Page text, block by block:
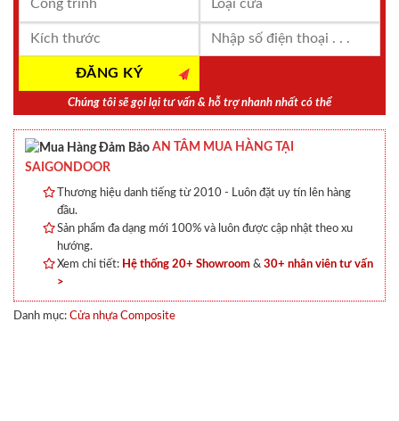
Chúng tôi sẽ gọi lại tư vấn & hỗ trợ nhanh nhất có thể
AN TÂM MUA HÀNG TẠI
SAIGONDOOR
Thương hiệu danh tiếng từ 2010 - Luôn đặt uy tín lên hàng
đầu.
Sản phẩm đa dạng mới 100% và luôn được cập nhật theo xu
hướng.
Xem chi tiết: Hệ thống 20+ Showroom & 30+ nhân viên tư vấn
>
Danh mục: Cửa nhựa Composite